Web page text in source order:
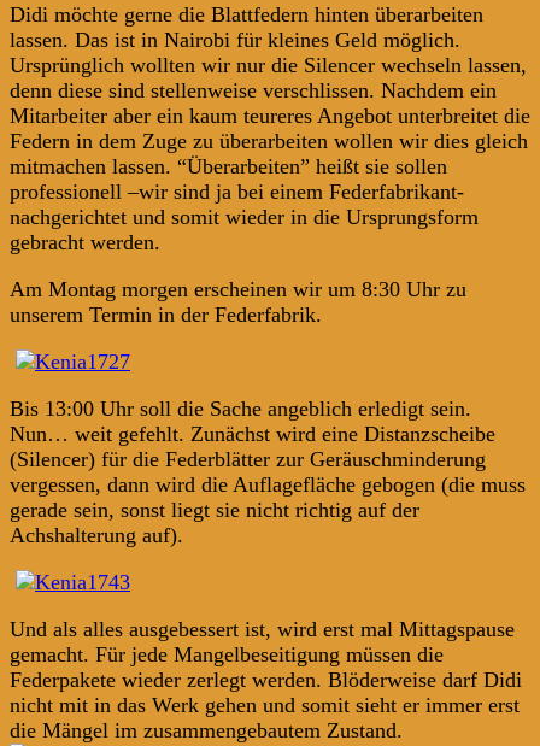
Didi möchte gerne die Blattfedern hinten überarbeiten
lassen. Das ist in Nairobi für kleines Geld möglich.
Ursprünglich wollten wir nur die Silencer wechseln lassen,
denn diese sind stellenweise verschlissen. Nachdem ein
Mitarbeiter aber ein kaum teureres Angebot unterbreitet die
Federn in dem Zuge zu überarbeiten wollen wir dies gleich
mitmachen lassen. “Überarbeiten” heißt sie sollen
professionell –wir sind ja bei einem Federfabrikant-
nachgerichtet und somit wieder in die Ursprungsform
gebracht werden.
Am Montag morgen erscheinen wir um 8:30 Uhr zu
unserem Termin in der Federfabrik.
Bis 13:00 Uhr soll die Sache angeblich erledigt sein.
Nun… weit gefehlt. Zunächst wird eine Distanzscheibe
(Silencer) für die Federblätter zur Geräuschminderung
vergessen, dann wird die Auflagefläche gebogen (die muss
gerade sein, sonst liegt sie nicht richtig auf der
Achshalterung auf).
Und als alles ausgebessert ist, wird erst mal Mittagspause
gemacht. Für jede Mangelbeseitigung müssen die
Federpakete wieder zerlegt werden. Blöderweise darf Didi
nicht mit in das Werk gehen und somit sieht er immer erst
die Mängel im zusammengebautem Zustand.